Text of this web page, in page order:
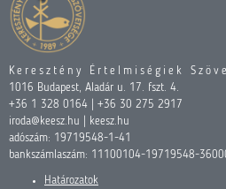
Keresztény Értelmiségiek
1016 Budapest, Aladár u. 17. fszt. 4.
+36 1 328 0164 | +36 30 275 2917
iroda@keesz.hu | keesz.hu
adószám: 19719548-1-41
bankszámlaszám: 11100104-19719548-
Határozatok